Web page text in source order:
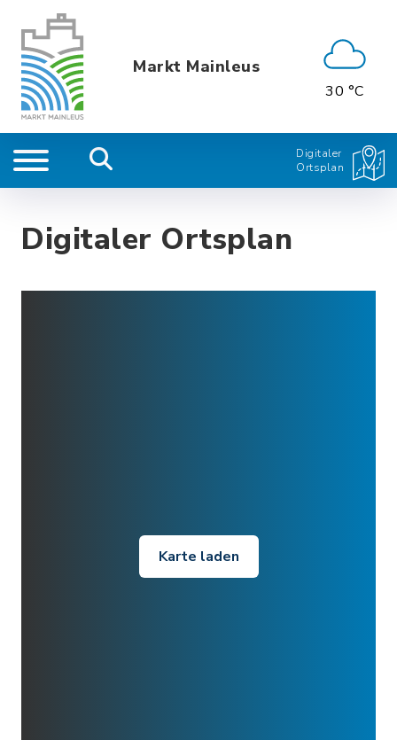
Markt Mainleus
30 °C
Digitaler
Ortsplan
Digitaler Ortsplan
Karte laden